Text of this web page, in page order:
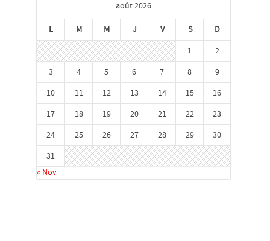
août 2026
L M M J V S
D
1
2
3
4 5 6 7 8
9
10
11 12 13 14 15
16
17
18 19 20 21 22
23
24
25 26 27 28 29
30
31
« Nov